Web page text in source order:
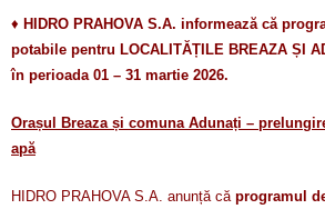
♦ HIDRO PRAHOVA S.A. informează că
potabile pentru LOCALITĂȚILE BREAZA ȘI
în perioada 01 – 31 martie 2026.
Orașul Breaza și comuna Adunați –
apă
HIDRO PRAHOVA S.A. anunță că programul